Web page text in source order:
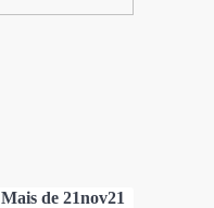
de 21nov21